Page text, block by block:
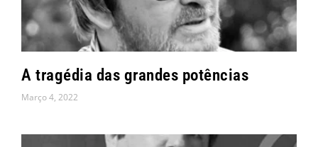
A tragédia das grandes potências
Março 4, 2022